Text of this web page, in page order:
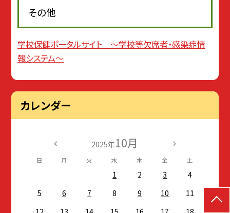
その他
学校保健ポータルサイト 〜学校等欠席者・感染症情
報システム〜
カレンダー
2025年10月
日 月 火 水 木 金 土
1 2 3
4
5
6 7 8 9 10
11